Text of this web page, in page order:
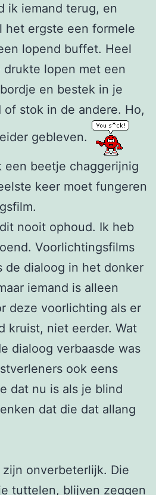
ik iemand terug, en
het ergste een formele
lopend buffet. Heel
lopen met een
en bestek in je
stok in de andere. Ho,
gebleven.
een beetje chaggerijnig
keer moet fungeren
nooit ophoud. Ik heb
Voorlichtingsfilms
de dialoog in het donker
iemand is alleen
deze voorlichting als er
kruist, niet eerder. Wat
dialoog verbaasde was
ook eens
dat nu is als je blind
dat die dat allang
onverbeterlijk. Die
tuttelen, blijven zeggen